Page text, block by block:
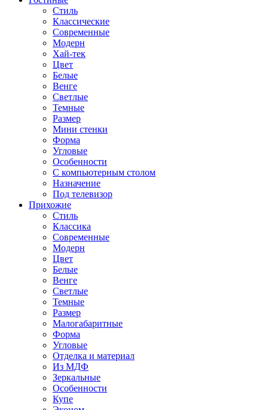
Стиль
Классические
Современные
Модерн
Хай-тек
Цвет
Белые
Венге
Светлые
Темные
Размер
Мини стенки
Форма
Угловые
Особенности
С компьютерным столом
Назначение
Под телевизор
Прихожие
Стиль
Классика
Современные
Модерн
Цвет
Белые
Венге
Светлые
Темные
Размер
Малогабаритные
Форма
Угловые
Отделка и материал
Из МДФ
Зеркальные
Особенности
Купе